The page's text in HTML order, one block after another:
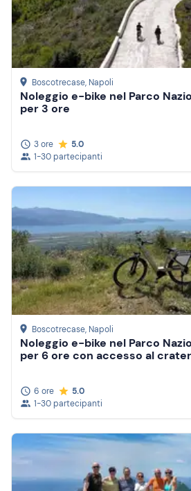
Boscotrecase, Napoli
Noleggio e-bike nel Parco
per 3 ore
3 ore
5.0
1-30 partecipanti
Boscotrecase, Napoli
Noleggio e-bike nel Parco
per 6 ore con accesso al
6 ore
5.0
1-30 partecipanti